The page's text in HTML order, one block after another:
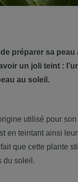
préparer sa
un joli teint :
au soleil.
utilisé pour
en teintant ainsi
que cette plante
du soleil.